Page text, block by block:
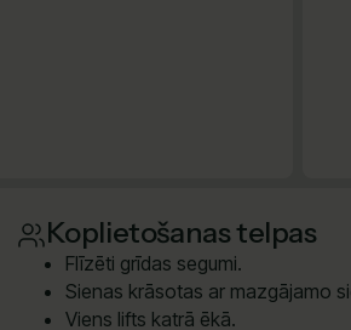
Koplietošanas telpas
Flīzēti grīdas segumi.
Sienas krāsotas ar mazgājamo
Viens lifts katrā ēkā.